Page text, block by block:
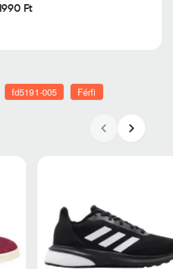
Ft
fd5191-005 Férfi